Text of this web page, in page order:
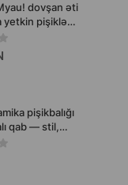
dovşan əti
yetkin pişiklər
yaş
pişikbalığı
qab — stil,
xoş əhval